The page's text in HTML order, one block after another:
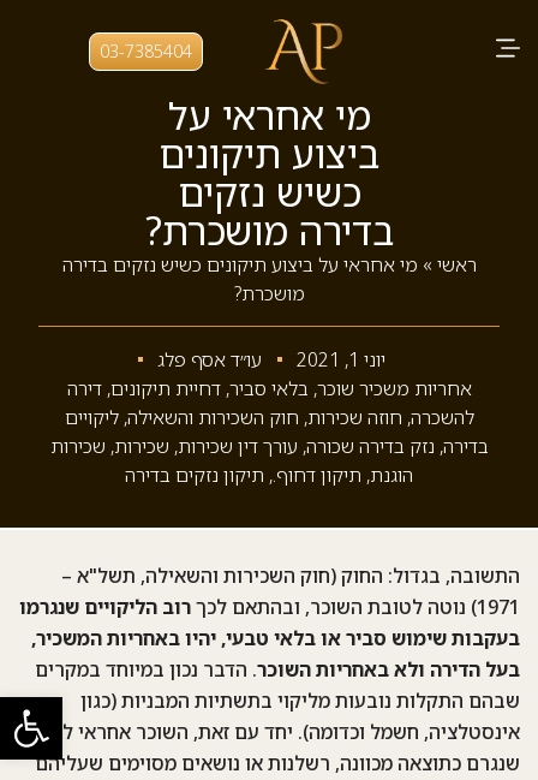
פתח
03-7385404
מי אחראי על
ביצוע תיקונים
כשיש נזקים
בדירה מושכרת?
ראשי » מי אחראי על ביצוע תיקונים כשיש נזקים בדירה
מושכרת?
יוני 1, 2021
עו״ד אסף פלג
אחריות משכיר שוכר, בלאי סביר,דחיית תיקונים,דירה
להשכרה, חוזה שכירות, חוק השכירות והשאילה,ליקויים
בדירה, נזק בדירה שכורה, עורך דין שכירות, שכירות, שכירות
הוגנת, תיקון דחוף., תיקון נזקים בדירה
התשובה, בגדול: החוק (חוק השכירות והשאילה, תשל"א –
1971) נוטה לטובת השוכר, ובהתאם לכך
רוב הליקויים שנגרמו
בעקבות שימוש סביר או בלאי טבעי, יהיו באחריות המשכיר,
בעל הדירה ולא באחריות השוכר. הדבר נכון במיוחד במקרים
שבהם התקלות נובעות מליקוי בתשתיות המבניות (כגון
אינסטלציה, חשמל וכדומה). יחד עם זאת, השוכר אחראי לנזק
שנגרם כתוצאה מכוונה, רשלנות או נושאים מסוימים שעליהם